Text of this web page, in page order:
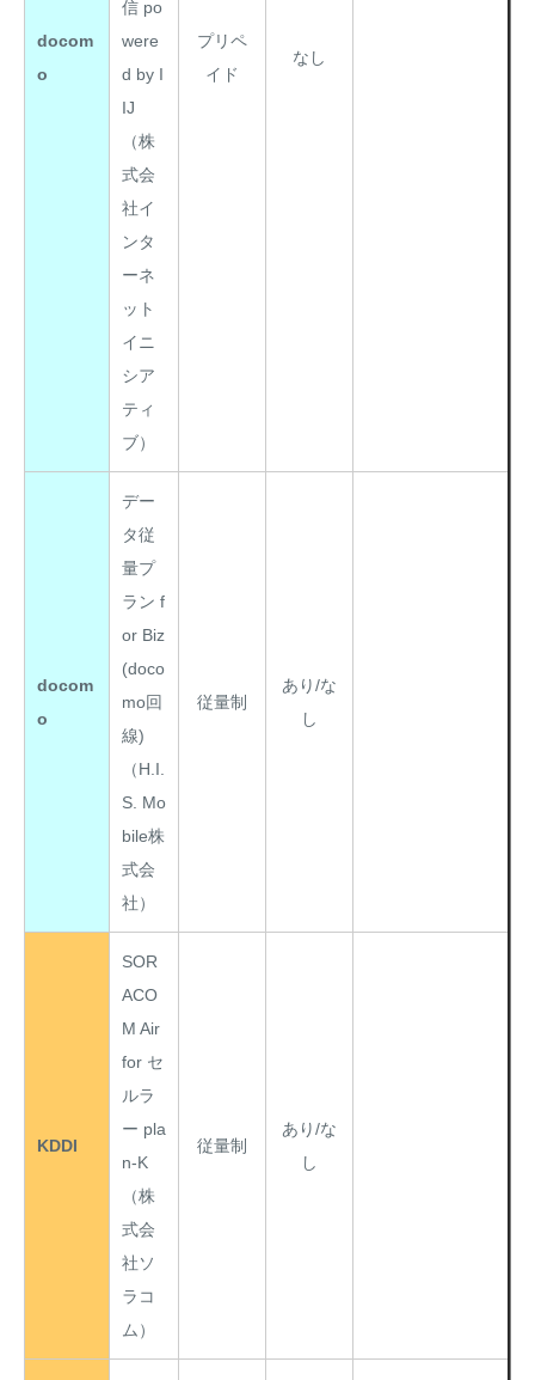
docom
o
信 po
were
d by I
IJ
（株
式会
社イ
ンタ
ーネ
ット
イニ
シア
ティ
ブ）
プリペ
イド
なし
docom
o
デー
タ従
量プ
ラン f
or Biz
(doco
mo回
線)
（H.I.
S. Mo
bile株
式会
社）
従量制
あり/な
し
KDDI
SOR
ACO
M Air
for セ
ルラ
ー pla
n-K
（株
式会
社ソ
ラコ
ム）
従量制
あり/な
し